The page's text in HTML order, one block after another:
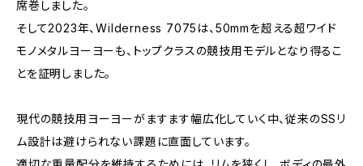
席巻しました。
そして2023年、Wilderness 7075は、50mmを超える超ワイド
モノメタルヨーヨーも、トップクラスの競技用モデルとなり得るこ
とを証明しました。
現代の競技用ヨーヨーがますます幅広化していく中、従来のSSリ
ム設計は避けられない課題に直面しています。